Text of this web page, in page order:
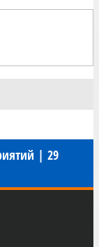
| 29